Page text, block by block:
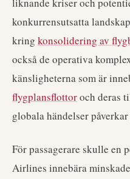
konkurrensutsatta
kring konsolidering av
också de operativa
känsligheterna som är
flygplansflottoroch deras
globala händelser
För passagerare skulle
Airlines innebära